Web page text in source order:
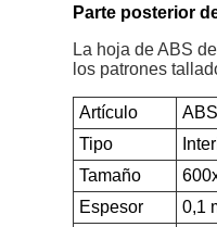
Parte posterior
La hoja de ABS
los patrones
Artículo
Tipo
Tamaño
Espesor
0,1